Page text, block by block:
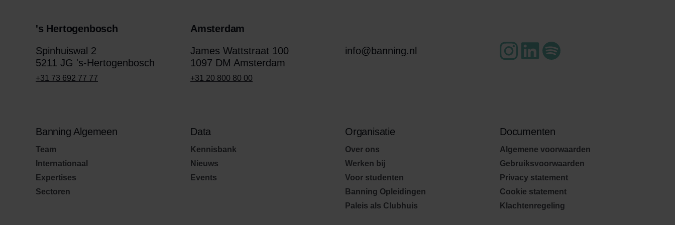
's Hertogenbosch
Spinhuiswal 2
5211 JG 's-Hertogenbosch
+31 73 692 77 77
Amsterdam
James Wattstraat 100
1097 DM Amsterdam
+31 20 800 80 00
info@banning.nl
Banning Algemeen
Team
Internationaal
Expertises
Sectoren
Data
Kennisbank
Nieuws
Events
Organisatie
Over ons
Werken bij
Voor studenten
Banning Opleidingen
Paleis als Clubhuis
Documenten
Algemene voorwaarden
Gebruiksvoorwaarden
Privacy statement
Cookie statement
Klachtenregeling